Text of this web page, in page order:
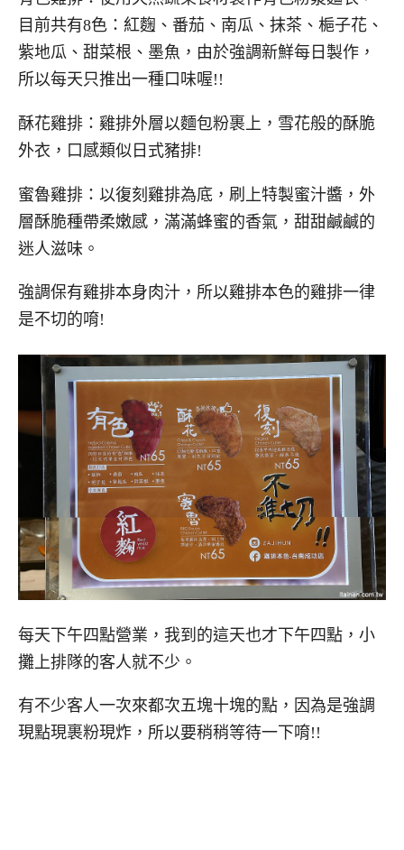
目前共有8色：紅麴、番茄、南瓜、抹茶、梔子花、
紫地瓜、甜菜根、墨魚，由於強調新鮮每日製作，
所以每天只推出一種口味喔!!
酥花雞排：雞排外層以麵包粉裹上，雪花般的酥脆
外衣，口感類似日式豬排!
蜜魯雞排：以復刻雞排為底，刷上特製蜜汁醬，外
層酥脆種帶柔嫩感，滿滿蜂蜜的香氣，甜甜鹹鹹的
迷人滋味。
強調保有雞排本身肉汁，所以雞排本色的雞排一律
是不切的唷!
每天下午四點營業，我到的這天也才下午四點，小
攤上排隊的客人就不少。
有不少客人一次來都次五塊十塊的點，因為是強調
現點現裹粉現炸，所以要稍稍等待一下唷!!